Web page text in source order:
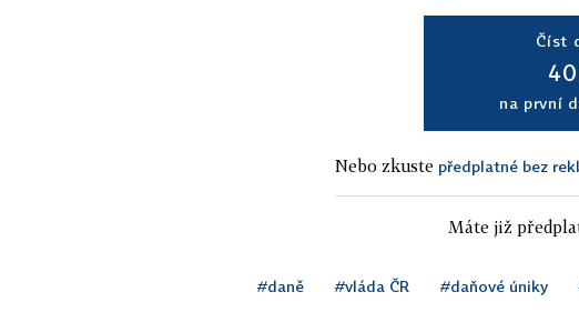
Číst
na první
Nebo zkuste předplatné bez
Máte již
#daně #vláda ČR #daňové úniky